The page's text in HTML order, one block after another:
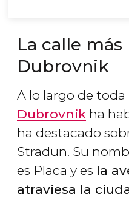
La calle
Dubrovnik
A lo largo de toda
Dubrovnik ha
ha destacado
Stradun. Su
es Placa y es la
atraviesa la